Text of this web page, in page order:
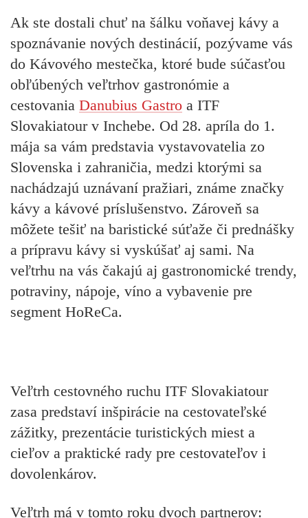
Ak ste dostali chuť na šálku voňavej kávy a
spoznávanie nových destinácií, pozývame vás
do Kávového mestečka, ktoré bude súčasťou
obľúbených veľtrhov gastronómie a
cestovania Danubius Gastro a ITF
Slovakiatour v Inchebe. Od 28. apríla do 1.
mája sa vám predstavia vystavovatelia zo
Slovenska i zahraničia, medzi ktorými sa
nachádzajú uznávaní pražiari, známe značky
kávy a kávové príslušenstvo. Zároveň sa
môžete tešiť na baristické súťaže či prednášky
a prípravu kávy si vyskúšať aj sami. Na
veľtrhu na vás čakajú aj gastronomické trendy,
potraviny, nápoje, víno a vybavenie pre
segment HoReCa.
Veľtrh cestovného ruchu ITF Slovakiatour
zasa predstaví inšpirácie na cestovateľské
zážitky, prezentácie turistických miest a
cieľov a praktické rady pre cestovateľov i
dovolenkárov.
Veľtrh má v tomto roku dvoch partnerov: